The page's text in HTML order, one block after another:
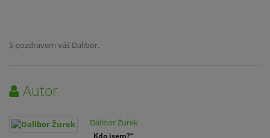
S pozdravem váš Dalibor.
Autor
Dalibor Žurek
„Kdo jsem?“